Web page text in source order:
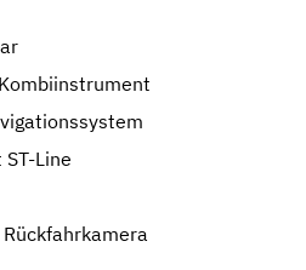
Line